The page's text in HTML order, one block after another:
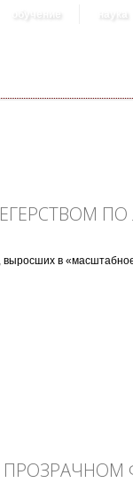
обучение наука
выросших в